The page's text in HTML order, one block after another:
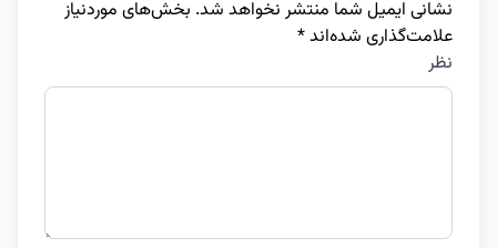
نشانی ایمیل شما منتشر نخواهد شد. بخش‌های موردنیاز
علامت‌گذاری شده‌اند*
نظر